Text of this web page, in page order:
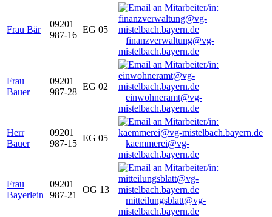
Frau Bär
09201
987-16
EG 05
finanzverwaltung@vg-
mistelbach.bayern.de
Frau
Bauer
09201
987-28
EG 02
einwohneramt@vg-
mistelbach.bayern.de
Herr
Bauer
09201
987-15
EG 05
kaemmerei@vg-
mistelbach.bayern.de
Frau
Bayerlein
09201
987-21
OG 13
mitteilungsblatt@vg-
mistelbach.bayern.de